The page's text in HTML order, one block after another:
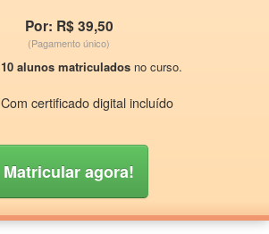
Por: R$ 39,50
(Pagamento único)
10 alunos matriculadosno curso.
Com certificado digital incluído
Matricular agora!